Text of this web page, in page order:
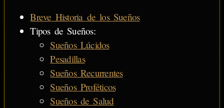
Breve Historia de los Sueños
Tipos de Sueños:
Sueños Lúcidos
Pesadillas
Sueños Recurrentes
Sueños Proféticos
Sueños de Salud